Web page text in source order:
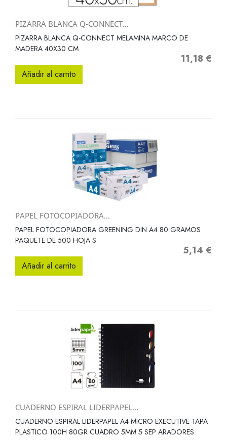
PIZARRA BLANCA Q-CONNECT...
PIZARRA BLANCA Q-CONNECT MELAMINA MARCO DE
MADERA 40X30 CM
Precio
11,18 €
Añadir al carrito
PAPEL FOTOCOPIADORA...
PAPEL FOTOCOPIADORA GREENING DIN A4 80 GRAMOS
PAQUETE DE 500 HOJA S
Precio
5,14 €
Añadir al carrito
CUADERNO ESPIRAL LIDERPAPEL...
CUADERNO ESPIRAL LIDERPAPEL A4 MICRO EXECUTIVE TAPA
PLASTICO 100H 80GR CUADRO 5MM 5 SEP ARADORES